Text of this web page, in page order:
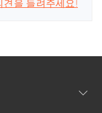
을 들려주세요!